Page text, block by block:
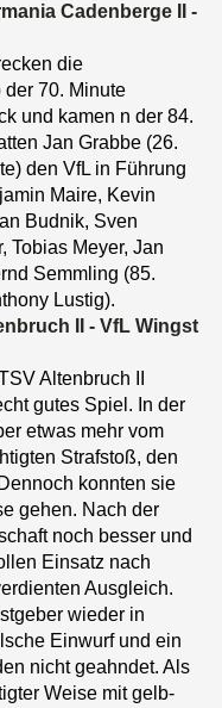
Cadenberge II -
die
70. Minute
und kamen n der 84.
Jan Grabbe (26.
den VfL in Führung
Maire, Kevin
Budnik, Sven
Tobias Meyer, Jan
Semmling (85.
Lustig).
II - VfL Wingst
Altenbruch II
gutes Spiel. In der
etwas mehr vom
Strafstoß, den
Dennoch konnten sie
gehen. Nach der
noch besser und
Einsatz nach
Ausgleich.
wieder in
Einwurf und ein
nicht geahndet. Als
Weise mit gelb-